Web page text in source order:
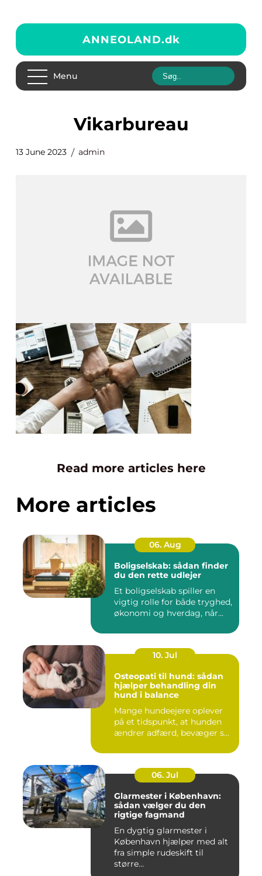
ANNEOLAND.dk
Menu
vikarbureau
13 June 2023 admin
Read more articles here
More articles
06. Aug
Boligselskab: sådan finder
du den rette udlejer
Et boligselskab spiller en
vigtig rolle for både tryghed,
økonomi og hverdag, når...
10. Jul
Osteopati til hund: sådan
hjælper behandling din
hund i balance
Mange hundeejere oplever
på et tidspunkt, at hunden
ændrer adfærd, bevæger s...
06. Jul
Glarmester i København:
sådan vælger du den
rigtige fagmand
En dygtig glarmester i
København hjælper med alt
fra simple rudeskift til
større...